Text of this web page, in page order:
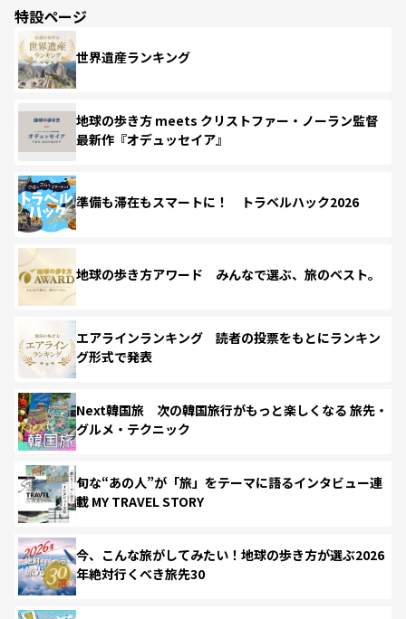
特設ページ
世界遺産ランキング
地球の歩き方 meets クリストファー・ノーラン監督
最新作『オデュッセイア』
準備も滞在もスマートに！ トラベルハック2026
地球の歩き方アワード みんなで選ぶ、旅のベスト。
エアラインランキング 読者の投票をもとにランキン
グ形式で発表
Next韓国旅 次の韓国旅行がもっと楽しくなる 旅先・
グルメ・テクニック
旬な“あの人”が「旅」をテーマに語るインタビュー連
載 MY TRAVEL STORY
今、こんな旅がしてみたい！地球の歩き方が選ぶ2026
年絶対行くべき旅先30